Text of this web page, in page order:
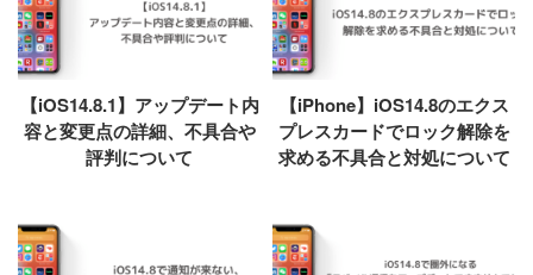
【iOS14.8.1】アップデート内
容と変更点の詳細、不具合や
評判について
【iPhone】iOS14.8のエクス
プレスカードでロック解除を
求める不具合と対処について